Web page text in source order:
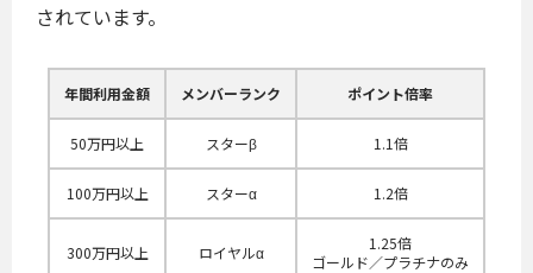
されています。
年間利用金額 メンバーランク ポイント倍率
50万円以上 スターβ 1.1倍
100万円以上 スターα 1.2倍
300万円以上 ロイヤルα
1.25倍
ゴールド／プラチナのみ